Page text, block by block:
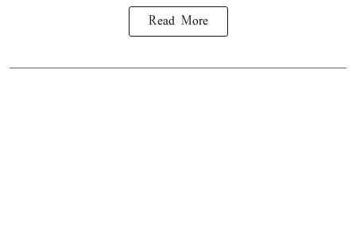
Read More